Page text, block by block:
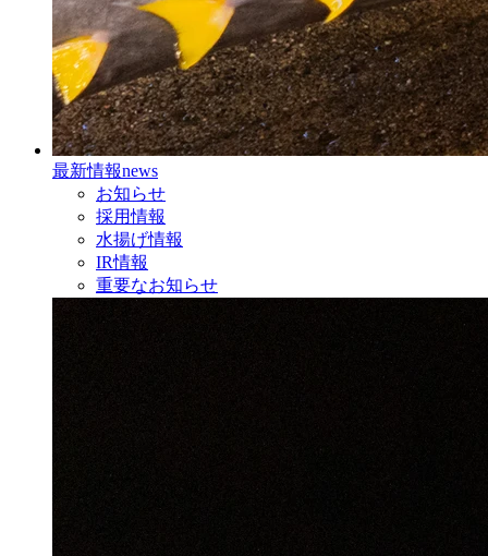
最新情報news
お知らせ
採用情報
水揚げ情報
IR情報
重要なお知らせ